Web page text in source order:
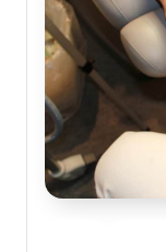
vi
t
a
m
in
e